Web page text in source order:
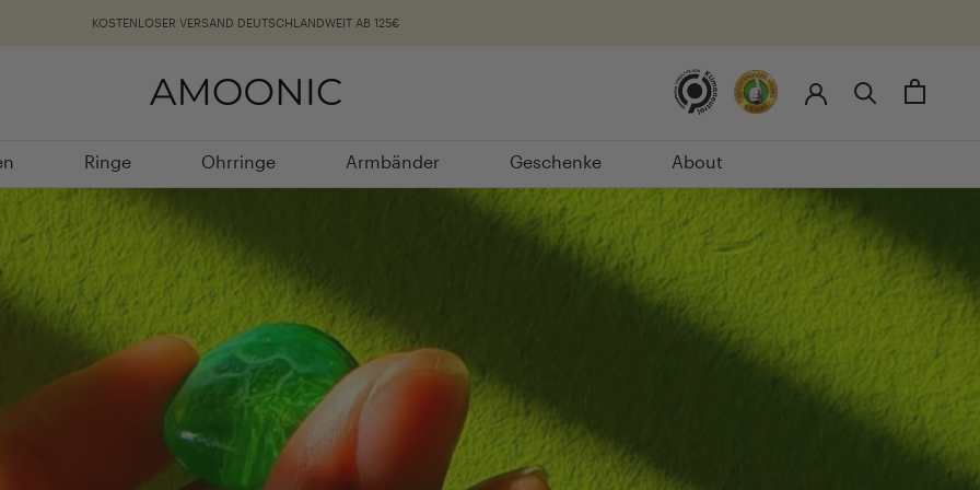
KOSTENLOSER VERSAND DEUTSCHLANDWEIT AB 125€
Ringe
Ringe
Ohrringe
Ohrringe
Armbänder
Armbänder
Geschenke
Geschenke
About
About
Vorheriger Beitrag